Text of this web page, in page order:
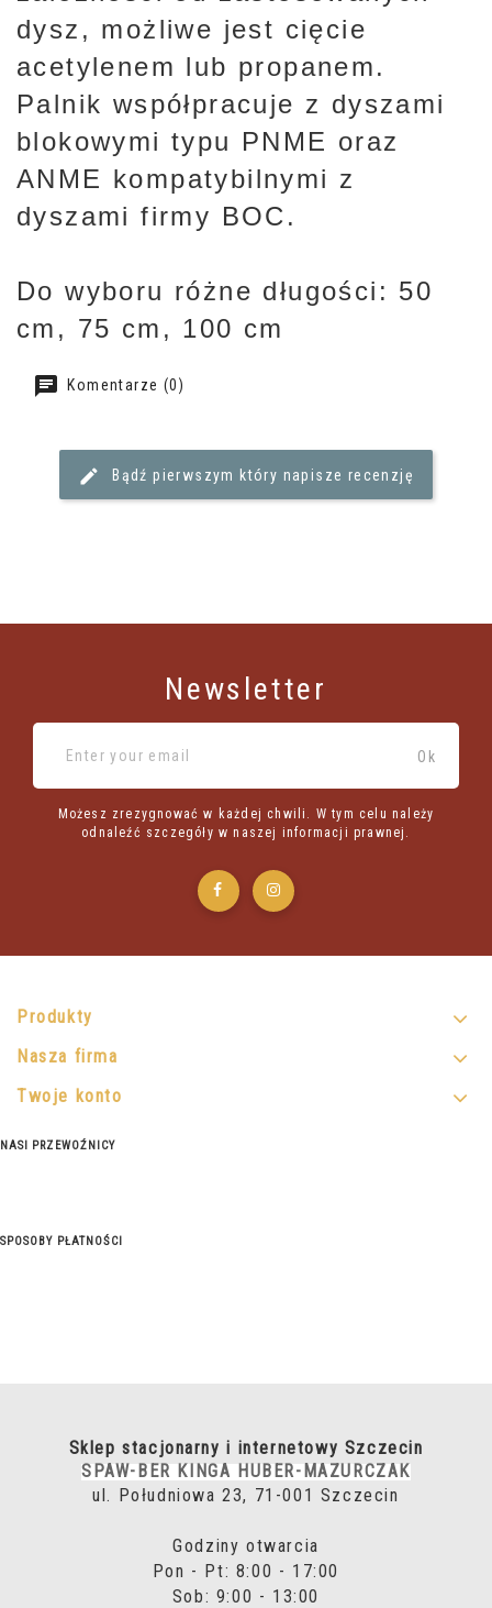
dysz, możliwe jest cięcie
acetylenem lub propanem.
Palnik współpracuje z dyszami
blokowymi typu PNME oraz
ANME kompatybilnymi z
dyszami firmy BOC.
Do wyboru różne długości: 50
cm, 75 cm, 100 cm
Komentarze (0)
Bądź pierwszym który napisze recenzję
Newsletter
Możesz zrezygnować w każdej chwili. W tym celu należy
odnaleźć szczegóły w naszej informacji prawnej.
Produkty
Nasza firma
Twoje konto
NASI PRZEWOŹNICY
SPOSOBY PŁATNOŚCI
Sklep stacjonarny i internetowy Szczecin
SPAW-BER KINGA HUBER-MAZURCZAK
ul. Południowa 23, 71-001 Szczecin
Godziny otwarcia
Pon - Pt: 8:00 - 17:00
Sob: 9:00 - 13:00